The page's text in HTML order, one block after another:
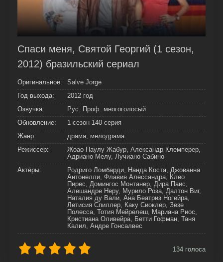
Спаси меня, Святой Георгий (1 сезон,
2012) бразильский сериал
Оригинальное:
Salve Jorge
Год выхода:
2012 год
Озвучка:
Рус. Проф. многоголосый
Обновление:
1 сезон 140 серия
Жанр:
драма, мелодрама
Режиссер:
Жоао Паулу Жабур, Александр Клемперер,
Адриано Мелу, Лучиано Сабино
Актёры:
Родриго Ломбарди, Нанда Коста, Джованна
Антонелли, Флавия Алессандра, Клео
Пирес, Домингос Монтанер, Дира Паис,
Алешандре Неру, Мурило Роза, Далтон Виг,
Наталия ду Вали, Ана Беатриз Ногейра,
Летисия Спиллер, Каку Сиоклер, Зезе
Полесса, Тотия Мейрелеш, Мариана Риос,
Кристиана Оливейра, Бетти Гофман, Таня
Калил, Андре Гонсалвес
134 голоса